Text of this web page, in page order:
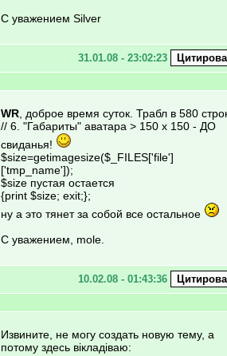
С уважением Silver
31.01.08 - 23:02:23
WR , доброе время суток. Трабл в 580
// 6. "Габариты" аватара > 150 х 150 - ДО
свиданья!
$size=getimagesize($_FILES['file']
['tmp_name']);
$size пустая остается
{print $size; exit;};
ну а это тянет за собой все остальное
С уважением, mole.
10.02.08 - 01:43:36
Извините, не могу создать новую тему, а
потому здесь вікладіваю: